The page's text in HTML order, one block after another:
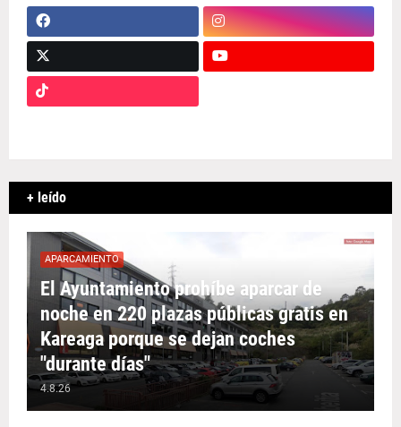
+ leído
APARCAMIENTO
El Ayuntamiento prohíbe aparcar de
noche en 220 plazas públicas gratis en
Kareaga porque se dejan coches
"durante días"
4.8.26